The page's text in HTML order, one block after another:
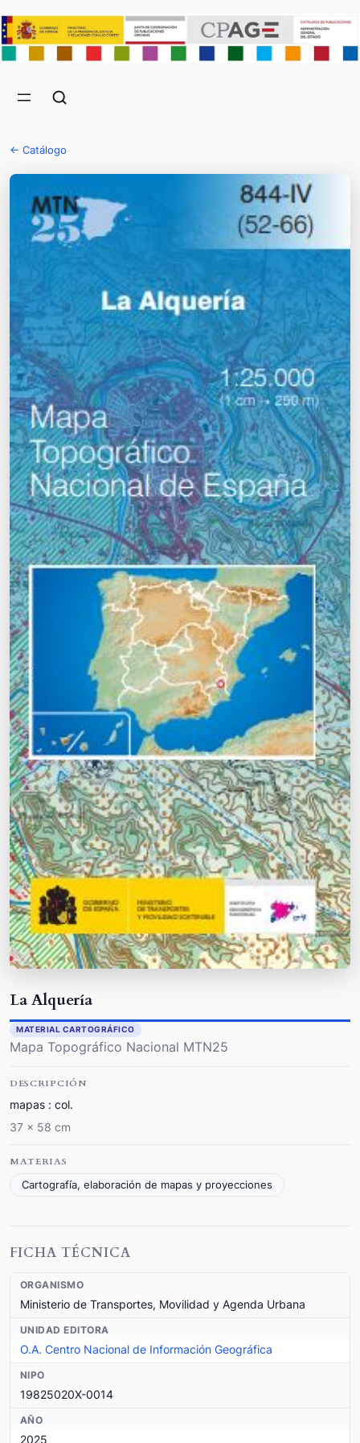
← Catálogo
La Alquería
MATERIAL CARTOGRÁFICO
Mapa Topográfico Nacional MTN25
DESCRIPCIÓN
mapas : col.
37 x 58 cm
MATERIAS
Cartografía, elaboración de mapas y proyecciones
FICHA TÉCNICA
ORGANISMO
Ministerio de Transportes, Movilidad y Agenda Urbana
UNIDAD EDITORA
O.A. Centro Nacional de Información Geográfica
NIPO
19825020X-0014
AÑO
2025